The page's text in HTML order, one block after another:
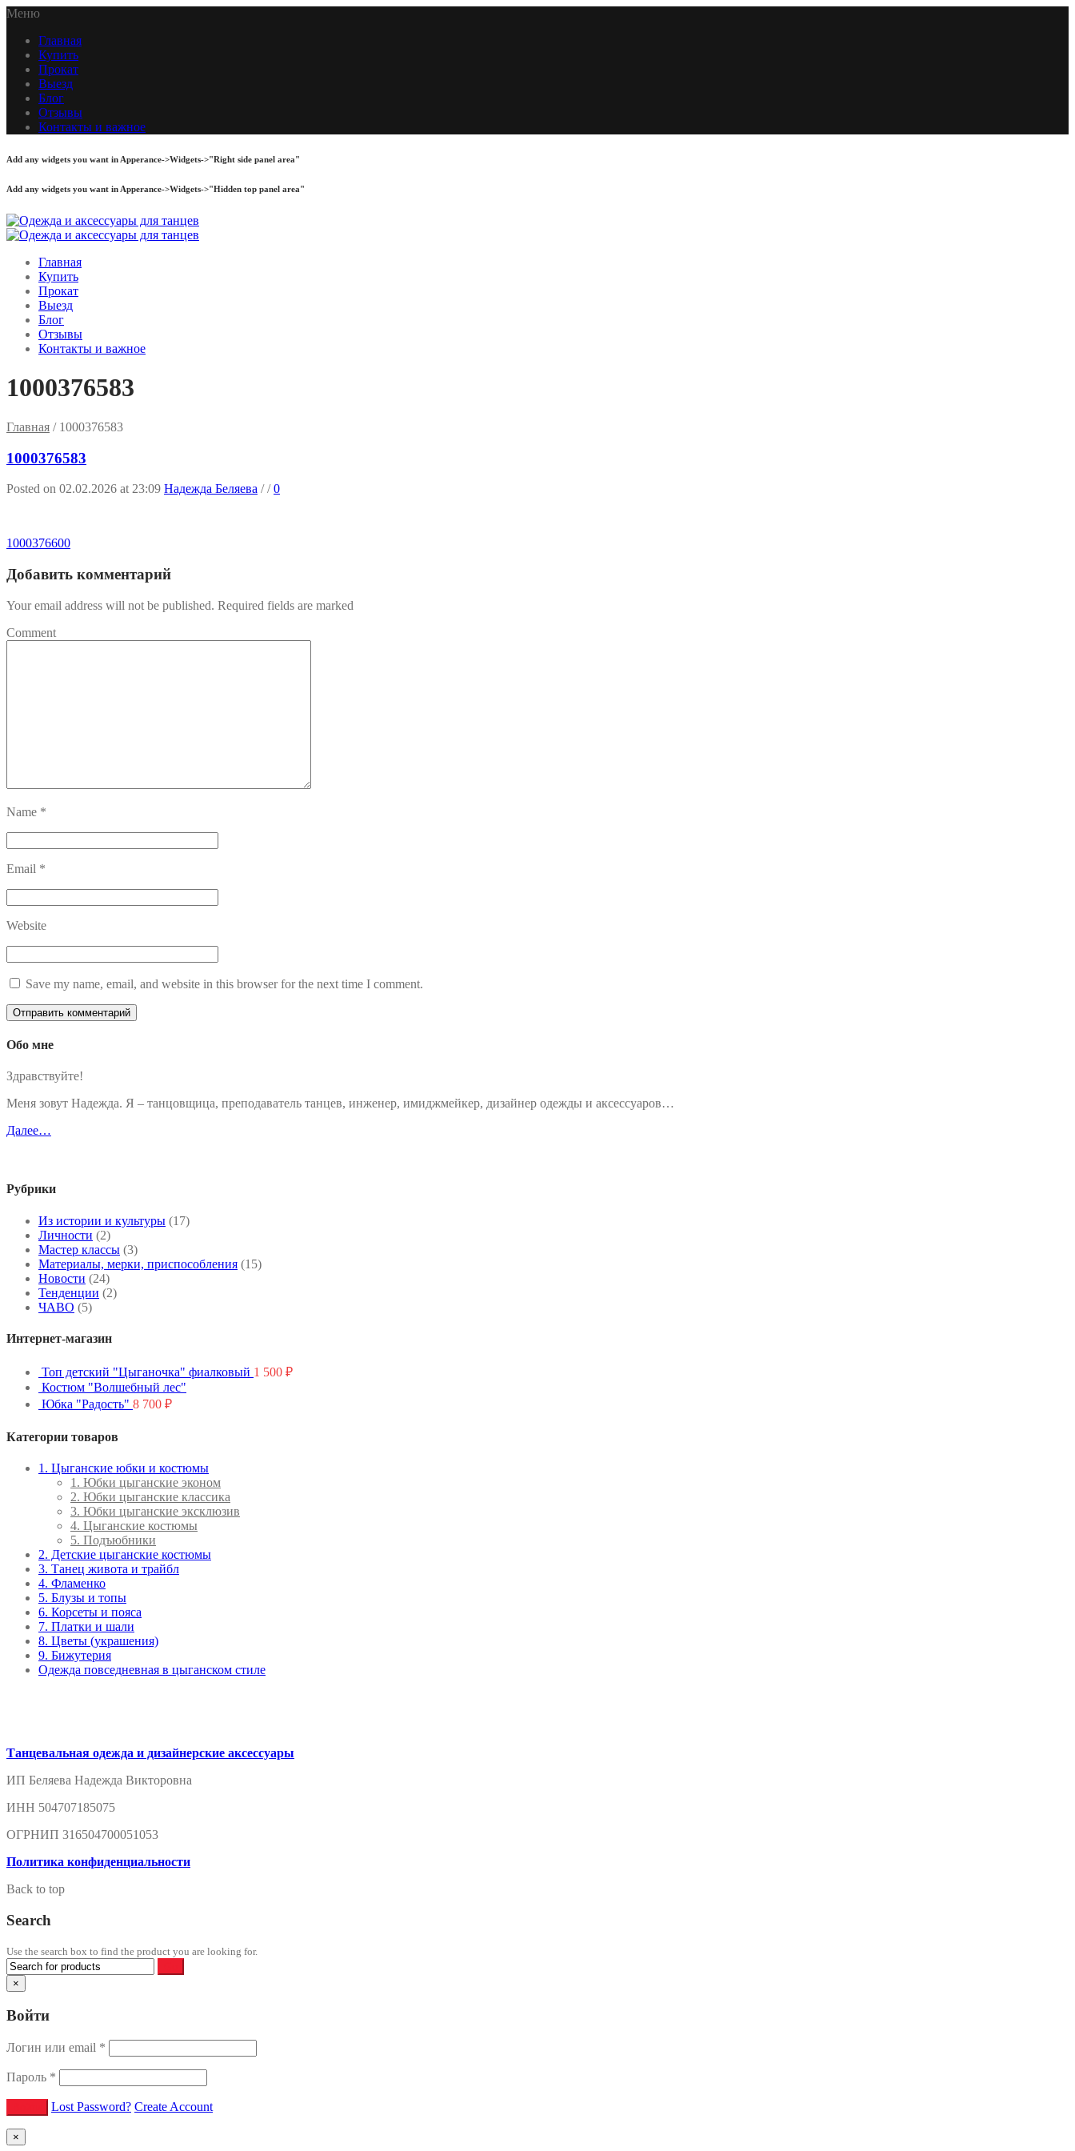
Меню
Главная
Купить
Прокат
Выезд
Блог
Отзывы
Контакты и важное
Add any widgets you want in Apperance->Widgets->"Right side panel area"
Add any widgets you want in Apperance->Widgets->"Hidden top panel area"
Главная
Купить
Прокат
Выезд
Блог
Отзывы
Контакты и важное
1000376583
Главная / 1000376583
1000376583
Posted on 02.02.2026 at 23:09 Надежда Беляева //0
1000376600
Добавить комментарий
Your email address will not be published. Required fields are marked
Comment
Name *
Email *
Website
Save my name, email, and website in this browser for the next time I comment.
Обо мне
Здравствуйте!
Меня зовут Надежда. Я – танцовщица, преподаватель танцев, инженер, имиджмейкер, дизайнер одежды и аксессуаров…
Далее…
Рубрики
Из истории и культуры (17)
Личности (2)
Мастер классы (3)
Материалы, мерки, приспособления (15)
Новости (24)
Тенденции (2)
ЧАВО (5)
Интернет-магазин
Топ детский "Цыганочка" фиалковый 1 500 ₽
Костюм "Волшебный лес"
Юбка "Радость" 8 700 ₽
Категории товаров
1. Цыганские юбки и костюмы
1. Юбки цыганские эконом
2. Юбки цыганские классика
3. Юбки цыганские эксклюзив
4. Цыганские костюмы
5. Подъюбники
2. Детские цыганские костюмы
3. Танец живота и трайбл
4. Фламенко
5. Блузы и топы
6. Корсеты и пояса
7. Платки и шали
8. Цветы (украшения)
9. Бижутерия
Одежда повседневная в цыганском стиле
Танцевальная одежда и дизайнерские аксессуары
ИП Беляева Надежда Викторовна
ИНН 504707185075
ОГРНИП 316504700051053
Политика конфиденциальности
Back to top
Search
Use the search box to find the product you are looking for.
×
Войти
Логин или email *
Пароль *
Lost Password? Create Account
×